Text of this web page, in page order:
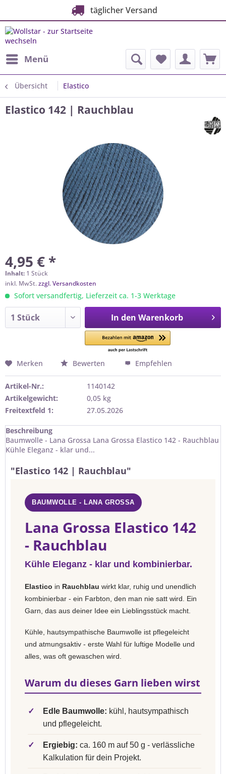
täglicher Versand
Menü
Übersicht Elastico
Elastico 142 | Rauchblau
4,95 € *
Inhalt: 1 Stück
inkl. MwSt.zzgl. Versandkosten
Sofort versandfertig, Lieferzeit ca. 1-3 Werktage
In den Warenkorb
Merken Bewerten Empfehlen
Artikel-Nr.:
1140142
Artikelgewicht:
0,05 kg
Freitextfeld 1:
27.05.2026
Beschreibung
Baumwolle - Lana Grossa Lana Grossa Elastico 142 - Rauchblau
Kühle Eleganz - klar und...
"Elastico 142 | Rauchblau"
BAUMWOLLE - LANA GROSSA
Lana Grossa Elastico 142
- Rauchblau
Kühle Eleganz - klar und kombinierbar.
Elastico in Rauchblau wirkt klar, ruhig und unendlich
kombinierbar - ein Farbton, den man nie satt wird. Ein
Garn, das aus deiner Idee ein Lieblingsstück macht.
Kühle, hautsympathische Baumwolle ist pflegeleicht
und atmungsaktiv - erste Wahl für luftige Modelle und
alles, was oft gewaschen wird.
Warum du dieses Garn lieben wirst
✓ Edle Baumwolle: kühl, hautsympathisch
und pflegeleicht.
✓ Ergiebig: ca. 160 m auf 50 g - verlässliche
Kalkulation für dein Projekt.